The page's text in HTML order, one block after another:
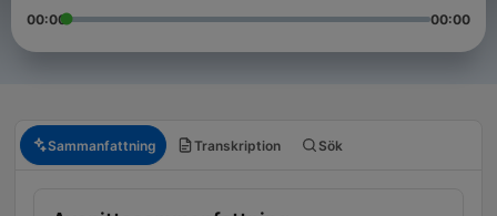
00:00 00:00
Sammanfattning Transkription Sök